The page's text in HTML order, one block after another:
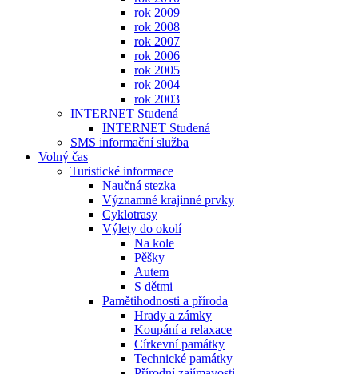
rok 2009
rok 2008
rok 2007
rok 2006
rok 2005
rok 2004
rok 2003
INTERNET Studená
INTERNET Studená
SMS informační služba
Volný čas
Turistické informace
Naučná stezka
Významné krajinné prvky
Cyklotrasy
Výlety do okolí
Na kole
Pěšky
Autem
S dětmi
Pamětihodnosti a příroda
Hrady a zámky
Koupání a relaxace
Církevní památky
Technické památky